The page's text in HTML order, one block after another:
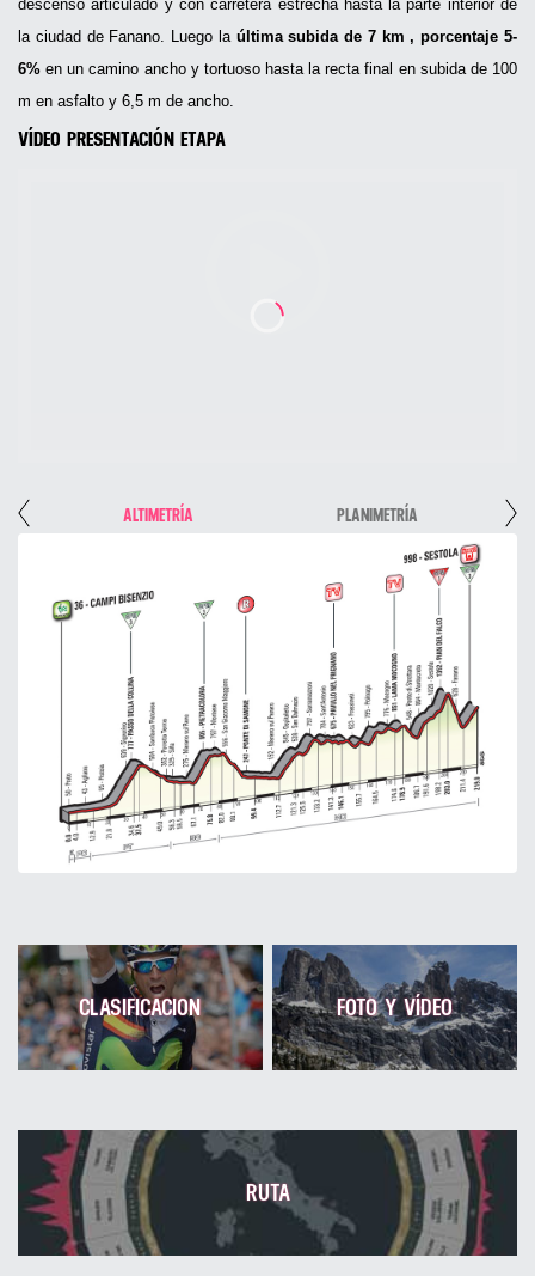
descenso articulado y con carretera estrecha hasta la parte interior de
la ciudad de Fanano. Luego la última subida de 7 km , porcentaje 5-
6% en un camino ancho y tortuoso hasta la recta final en subida de 100
m en asfalto y 6,5 m de ancho.
VÍDEO PRESENTACIÓN ETAPA
ALTIMETRÍA PLANIMETRÍA
CLASIFICACION FOTO Y VÍDEO
RUTA